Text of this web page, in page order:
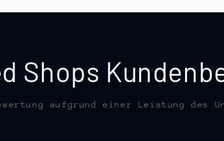
Shops
aufgrund einer Leistung des